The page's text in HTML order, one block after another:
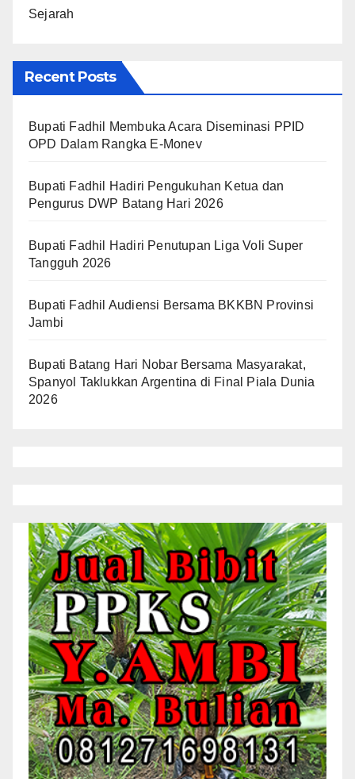
Sejarah
Recent Posts
Bupati Fadhil Membuka Acara Diseminasi PPID
OPD Dalam Rangka E-Monev
Bupati Fadhil Hadiri Pengukuhan Ketua dan
Pengurus DWP Batang Hari 2026
Bupati Fadhil Hadiri Penutupan Liga Voli Super
Tangguh 2026
Bupati Fadhil Audiensi Bersama BKKBN Provinsi
Jambi
Bupati Batang Hari Nobar Bersama Masyarakat,
Spanyol Taklukkan Argentina di Final Piala Dunia
2026